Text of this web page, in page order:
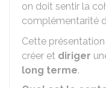
on doit sentir la
complémentarité
Cette
créer et diriger
long terme.